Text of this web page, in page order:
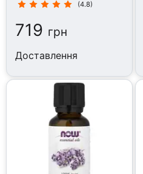
(4.8)
719 грн
Доставлення